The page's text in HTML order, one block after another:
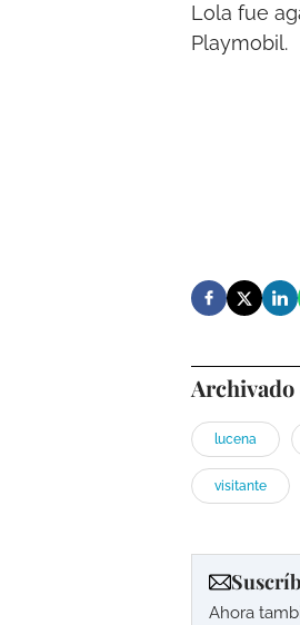
Lola fue
Playmobil.
Archivado
lucena
visitante
Ahora